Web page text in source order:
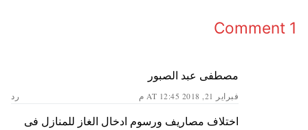
1 Comment
مصطفى عبد الصبور
فبراير 21, 2018 AT 12:45 م رد
اختلاف مصاريف ورسوم ادخال الغاز للمنازل فى